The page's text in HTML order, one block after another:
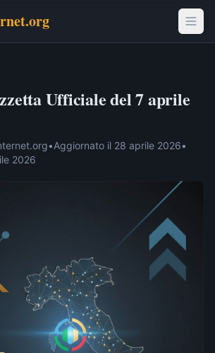
Ufficiale del 7 aprile
•Aggiornato il 28 aprile 2026•
2026